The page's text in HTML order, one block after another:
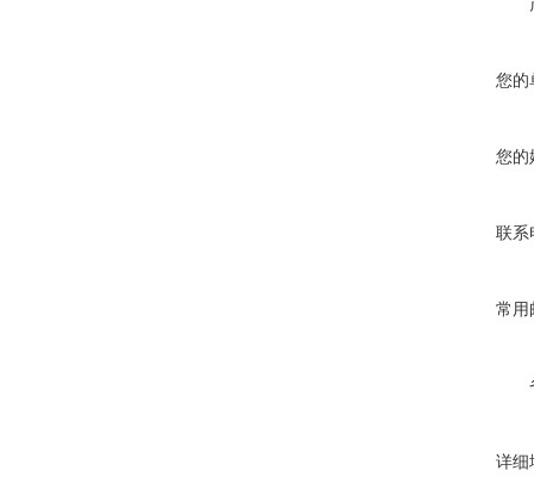
您的
您的
联系
常用
详细